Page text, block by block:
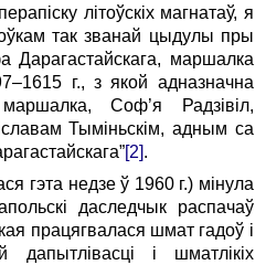
літоўскіх магнатаў, я
так званай цыдулы пры
маршалка
г., з якой адназначна
Соф’я Радзівіл,
Тыміньскім, адным са
[2].
гэта недзе ў 1960 г.) мінула
даследчык распачаў
працягвалася шмат гадоў і
дапытлівасці і шматлікіх